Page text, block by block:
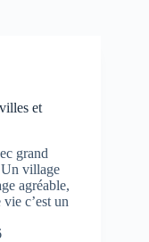
et
grand
Un village
agréable,
c’est un